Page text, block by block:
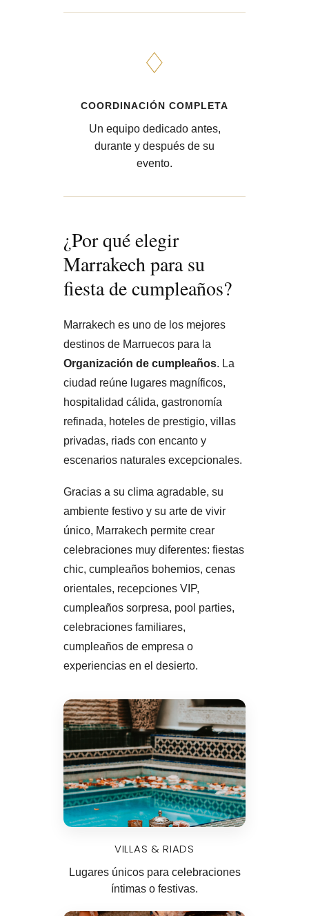
♢
COORDINACIÓN COMPLETA
Un equipo dedicado antes,
durante y después de su
evento.
¿Por qué elegir
Marrakech para su
fiesta de cumpleaños?
Marrakech es uno de los mejores
destinos de Marruecos para la
Organización de cumpleaños. La
ciudad reúne lugares magníficos,
hospitalidad cálida, gastronomía
refinada, hoteles de prestigio, villas
privadas, riads con encanto y
escenarios naturales excepcionales.
Gracias a su clima agradable, su
ambiente festivo y su arte de vivir
único, Marrakech permite crear
celebraciones muy diferentes: fiestas
chic, cumpleaños bohemios, cenas
orientales, recepciones VIP,
cumpleaños sorpresa, pool parties,
celebraciones familiares,
cumpleaños de empresa o
experiencias en el desierto.
VILLAS & RIADS
Lugares únicos para celebraciones
íntimas o festivas.